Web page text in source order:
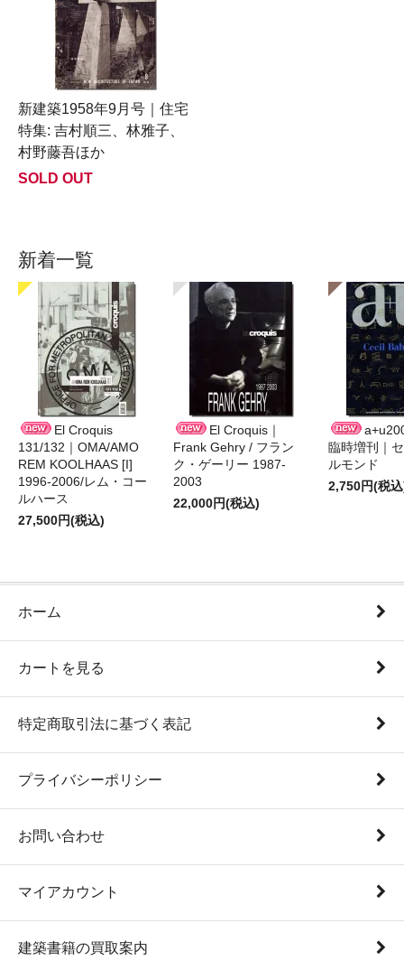
新建築1958年9月号｜住宅
特集: 吉村順三、林雅子、
村野藤吾ほか
SOLD OUT
新着一覧
El Croquis
131/132｜OMA/AMO
REM KOOLHAAS [I]
1996-2006/レム・コー
ルハース
27,500円(税込)
El Croquis｜
Frank Gehry / フラン
ク・ゲーリー 1987-
2003
22,000円(税込)
臨時増刊｜
ルモンド
2,750円(税
ホーム
カートを見る
特定商取引法に基づく表記
プライバシーポリシー
お問い合わせ
マイアカウント
建築書籍の買取案内